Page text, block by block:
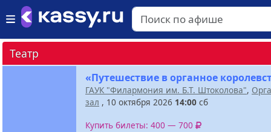
Театр
«Путешествие в органное
ГАУК "Филармония им. Б.Т. Штоколова",
зал , 10 октября 2026 14:00 сб
Купить билеты: 400 — 700